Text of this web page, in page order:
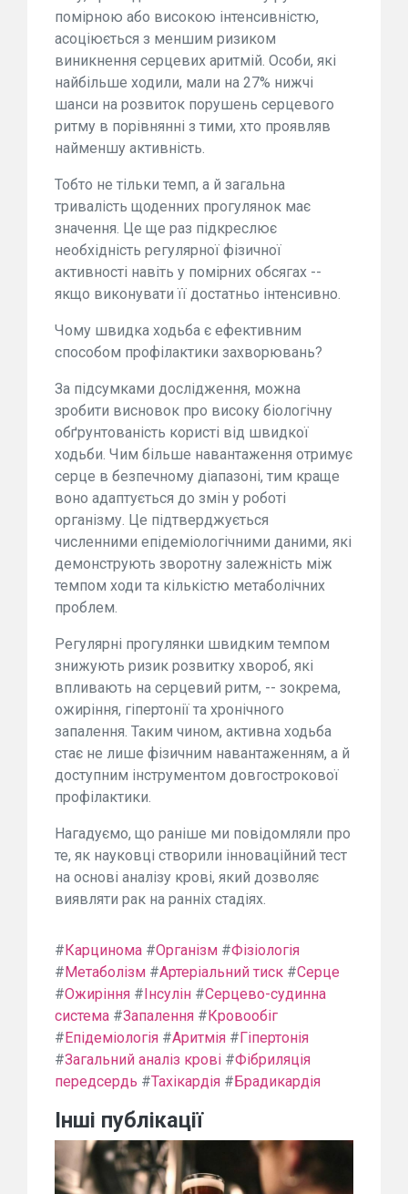
помірною або високою інтенсивністю,
асоціюється з меншим ризиком
виникнення серцевих аритмій. Особи, які
найбільше ходили, мали на 27% нижчі
шанси на розвиток порушень серцевого
ритму в порівнянні з тими, хто проявляв
найменшу активність.
Тобто не тільки темп, а й загальна
тривалість щоденних прогулянок має
значення. Це ще раз підкреслює
необхідність регулярної фізичної
активності навіть у помірних обсягах --
якщо виконувати її достатньо інтенсивно.
Чому швидка ходьба є ефективним
способом профілактики захворювань?
За підсумками дослідження, можна
зробити висновок про високу біологічну
обґрунтованість користі від швидкої
ходьби. Чим більше навантаження отримує
серце в безпечному діапазоні, тим краще
воно адаптується до змін у роботі
організму. Це підтверджується
численними епідеміологічними даними, які
демонструють зворотну залежність між
темпом ходи та кількістю метаболічних
проблем.
Регулярні прогулянки швидким темпом
знижують ризик розвитку хвороб, які
впливають на серцевий ритм, -- зокрема,
ожиріння, гіпертонії та хронічного
запалення. Таким чином, активна ходьба
стає не лише фізичним навантаженням, а й
доступним інструментом довгострокової
профілактики.
Нагадуємо, що раніше ми повідомляли про
те, як науковці створили інноваційний тест
на основі аналізу крові, який дозволяє
виявляти рак на ранніх стадіях.
# Карцинома #Організм #Фізіологія
# Метаболізм #Артеріальний тиск #Серце
#Ожиріння # Інсулін #Серцево-судинна
система #Запалення # Кровообіг
# Епідеміологія #Аритмія # Гіпертонія
#Загальний аналіз крові #Фібриляція
передсердь #Тахікардія # Брадикардія
Інші публікації